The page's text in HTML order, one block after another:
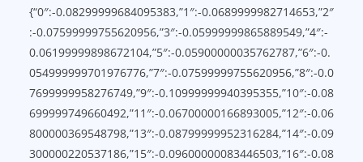
{“0″:-0.08299999684095383,”1″:-0.0689999982714653,”2″
:-0.07599999755620956,”3″:-0.05999999865889549,”4″:-
0.06199999898672104,”5″:-0.05900000035762787,”6″:-0.
054999999701976776,”7″:-0.07599999755620956,”8″:-0.0
7699999958276749,”9″:-0.10999999940395355,”10″:-0.08
699999749660492,”11″:-0.06700000166893005,”12″:-0.06
800000369548798,”13″:-0.08799999952316284,”14″:-0.09
300000220537186,”15″:-0.09600000083446503,”16″:-0.08